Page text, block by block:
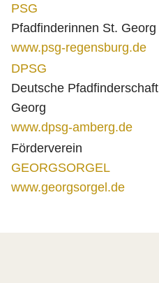
PSG
Pfadfinderinnen St. Georg
www.psg-regensburg.de
DPSG
Deutsche
Georg
www.dpsg-amberg.de
Förderverein
GEORGSORGEL
www.georgsorgel.de